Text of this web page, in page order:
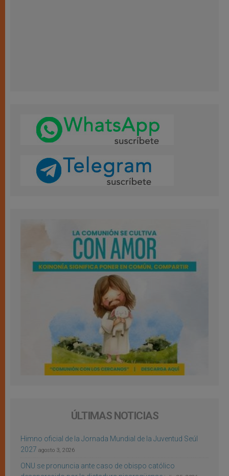
ÚLTIMAS NOTICIAS
Himno oficial de la Jornada Mundial de la Juventud Seúl
2027 agosto 3, 2026
ONU se pronuncia ante caso de obispo católico